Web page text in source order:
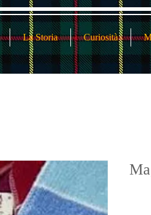
La Storia Curiosità